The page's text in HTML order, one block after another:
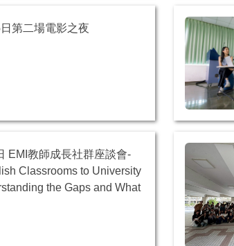
第二場電影之夜
EMI教師成長社群座談會-
Classrooms to University
the Gaps and What